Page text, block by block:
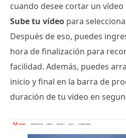
cuando desee cortar un vídeo
Sube tu vídeo para
Después de eso, puedes
hora de finalización para
facilidad. Además, puedes
inicio y final en la barra de
duración de tu video en